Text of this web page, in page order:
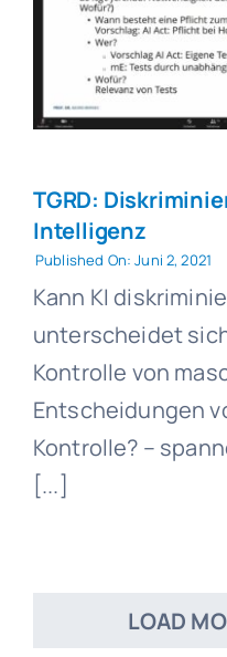
TGRD:
Intelligenz
Published On: Juni 2, 2021
Kann KI
unterscheidet
Kontrolle von
Entscheidungen
Kontrolle? –
[...]
LOAD